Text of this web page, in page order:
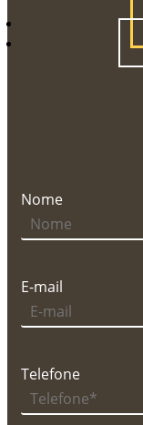
Nome
E-mail
Telefone